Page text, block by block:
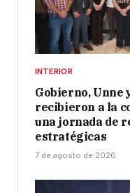
INTERIOR
Gobierno, Unne
recibieron a la
una jornada de
estratégicas
7 de agosto de 2026